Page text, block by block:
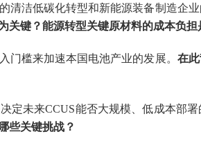
洁低碳化转型和新能源装备制造企业
键？能源转型关键原材料的成本负担
门槛来加速本国电池产业的发展。 在
定未来CCUS能否大规模、低成本部署
些关键挑战？